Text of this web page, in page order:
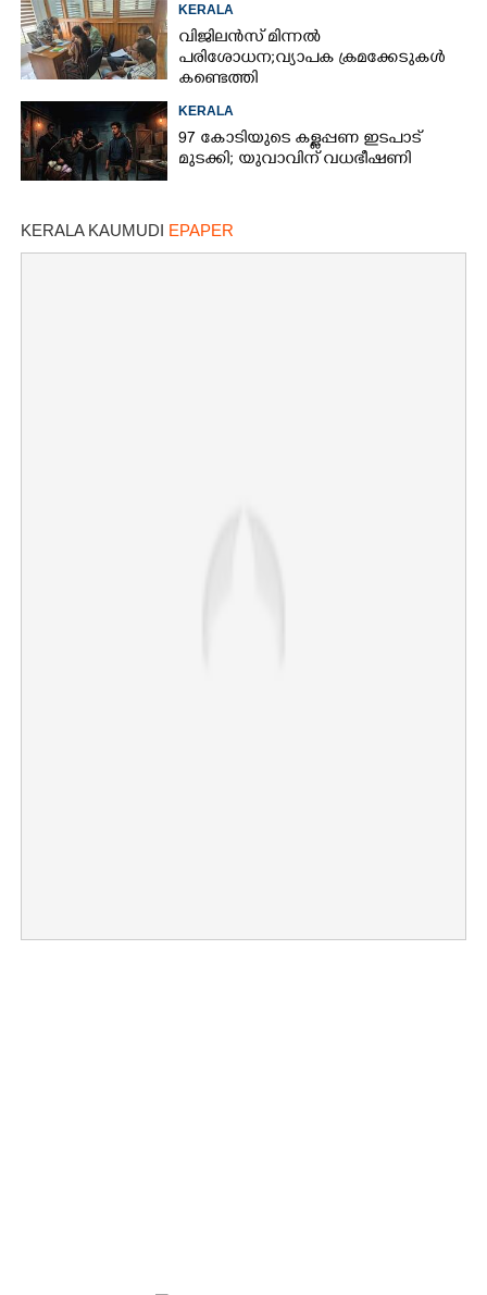
KERALA
വിജിലൻസ് മിന്നൽ
പരിശോധന; വ്യാപക ക്രമക്കേടുകൾ
കണ്ടെത്തി
KERALA
97 കോടിയുടെ കള്ളപ്പണ ഇടപാട്
മുടക്കി; യുവാവിന് വധഭീഷണി
KERALA KAUMUDI EPAPER